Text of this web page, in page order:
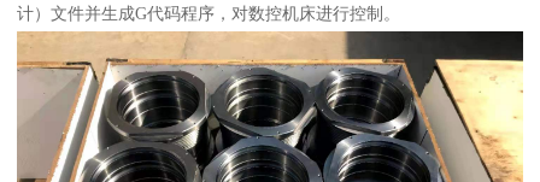
计）文件并生成G代码程序，对数控机床进行控制。